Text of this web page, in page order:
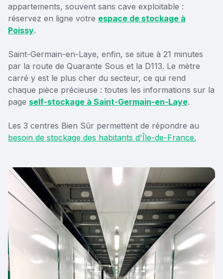
appartements, souvent sans cave exploitable :
réservez en ligne votre espace de stockage à
Poissy.
Saint-Germain-en-Laye, enfin, se situe à 21 minutes
par la route de Quarante Sous et la D113. Le mètre
carré y est le plus cher du secteur, ce qui rend
chaque pièce précieuse : toutes les informations sur la
page self-stockage à Saint-Germain-en-Laye.
Les 3 centres Bien Sûr permettent de répondre au
besoin de stockage des habitants d'Île-de-France.